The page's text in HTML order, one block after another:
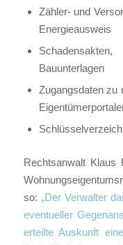
Zähler- und
Energieausweis
Bauunterlagen
Zugangsdaten zu
Rechtsanwalt Klaus
so: „Der Verwalter
eventueller
erteilte Auskunft